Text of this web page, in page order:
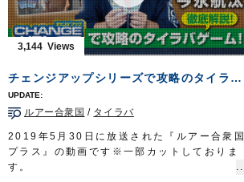
鯉オモリ吸込仕掛
吸込仕掛（2組入）
■取材協力
栃木県鬼怒川漁業協同組合様
第3土曜日は放送休止
https://s.mxtv.jp/variety/do_fishing/
OWNERMOVIEhttp://ownertv.jp/
オーナーばりwebsite
http://www.owner.co.jp
3,144
チェンジアップシリーズで攻略のタイラバゲーム！徹底解説！
ルアー合衆国 / タイラバ
2019年5月30日に放送された『ルアー合衆国
プラス』の動画です※一部カットしておりま
す。